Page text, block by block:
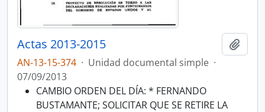
Actas 2013-2015
AN-13-15-374 · Unidad documental simple ·
07/09/2013
CAMBIO ORDEN DEL DÍA: * FERNANDO
BUSTAMANTE; SOLICITAR QUE SE RETIRE LA